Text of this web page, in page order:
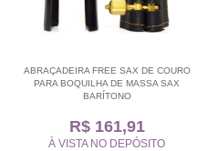
ABRAÇADEIRA FREE SAX DE COURO
PARA BOQUILHA DE MASSA SAX
BARÍTONO
R$ 161,91
À VISTA NO DEPÓSITO